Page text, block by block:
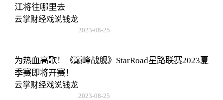
江将往哪里去
云掌财经戏说钱龙
2023-08-25
为热血高歌！《巅峰战舰》StarRoad星路联赛2023夏
季赛即将开赛！
云掌财经戏说钱龙
2023-08-25